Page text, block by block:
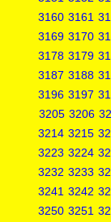
3160 3161
3169 3170
3178 3179
3187 3188
3196 3197
3205 3206
3214 3215
3223 3224
3232 3233
3241 3242
3250 3251